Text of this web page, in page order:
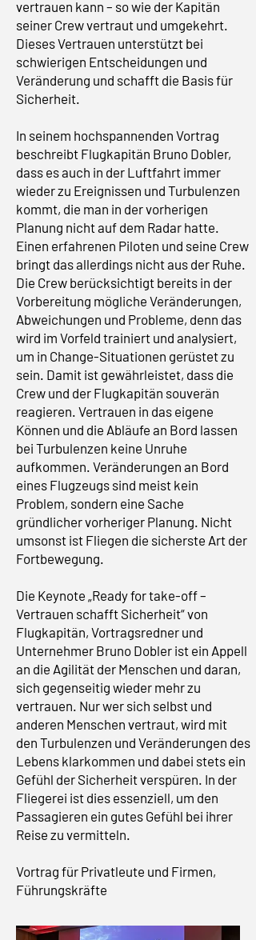
vertrauen kann – so wie der Kapitän
seiner Crew vertraut und umgekehrt.
Dieses Vertrauen unterstützt bei
schwierigen Entscheidungen und
Veränderung und schafft die Basis für
Sicherheit.
In seinem hochspannenden Vortrag
beschreibt Flugkapitän Bruno Dobler,
dass es auch in der Luftfahrt immer
wieder zu Ereignissen und Turbulenzen
kommt, die man in der vorherigen
Planung nicht auf dem Radar hatte.
Einen erfahrenen Piloten und seine Crew
bringt das allerdings nicht aus der Ruhe.
Die Crew berücksichtigt bereits in der
Vorbereitung mögliche Veränderungen,
Abweichungen und Probleme, denn das
wird im Vorfeld trainiert und analysiert,
um in Change-Situationen gerüstet zu
sein. Damit ist gewährleistet, dass die
Crew und der Flugkapitän souverän
reagieren. Vertrauen in das eigene
Können und die Abläufe an Bord lassen
bei Turbulenzen keine Unruhe
aufkommen. Veränderungen an Bord
eines Flugzeugs sind meist kein
Problem, sondern eine Sache
gründlicher vorheriger Planung. Nicht
umsonst ist Fliegen die sicherste Art der
Fortbewegung.
Die Keynote „Ready for take-off –
Vertrauen schafft Sicherheit“ von
Flugkapitän, Vortragsredner und
Unternehmer Bruno Dobler ist ein Appell
an die Agilität der Menschen und daran,
sich gegenseitig wieder mehr zu
vertrauen. Nur wer sich selbst und
anderen Menschen vertraut, wird mit
den Turbulenzen und Veränderungen des
Lebens klarkommen und dabei stets ein
Gefühl der Sicherheit verspüren. In der
Fliegerei ist dies essenziell, um den
Passagieren ein gutes Gefühl bei ihrer
Reise zu vermitteln.
Vortrag für Privatleute und Firmen,
Führungskräfte